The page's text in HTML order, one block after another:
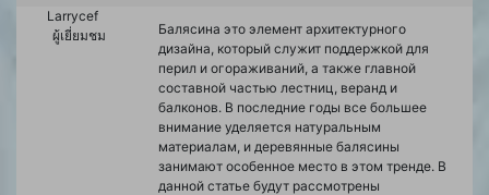
Larrycef
ผู้เยี่ยมชม
Балясина это элемент архитектурного
дизайна, который служит поддержкой для
перил и огораживаний, а также главной
составной частью лестниц, веранд и
балконов. В последние годы все большее
внимание уделяется натуральным
материалам, и деревянные балясины
занимают особенное место в этом тренде. В
данной статье будут рассмотрены